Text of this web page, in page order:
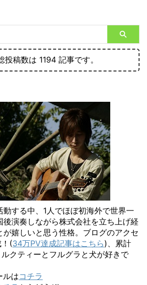
投稿数は 1194 記事です。
動する中、1人でほぼ初海外で世界一
後演奏しながら株式会社を立ち上げ経
が嬉しいと思う性格。ブログのアクセ
(34万PV達成記事はこちら)、累計
クティーとフルグラと犬が好きで
ルはコチラ